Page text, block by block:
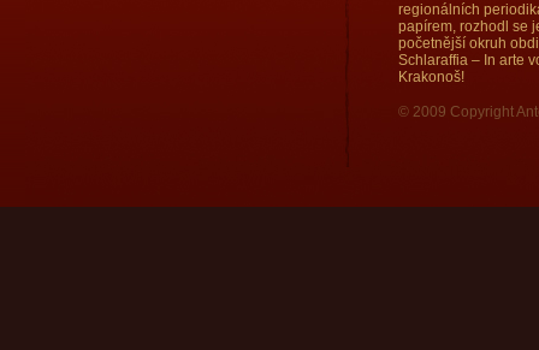
regionálních
papírem, rozhodl se
početnější okruh
Schlaraffia – In arte
Krakonoš!
© 2009 Copyright